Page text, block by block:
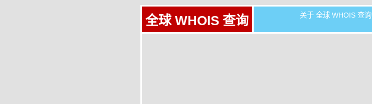
全球 WHOIS 查询 关于 全球 WHOIS 查询